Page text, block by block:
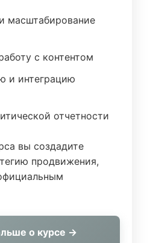
масштабирование
с контентом
и интеграцию
отчетности
вы создадите
продвижения,
о курсе →